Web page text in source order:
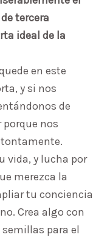
tercera
ideal de la
en este
y si nos
de
nos
vida, y lucha por
merezca la
tu conciencia
Crea algo con
para el